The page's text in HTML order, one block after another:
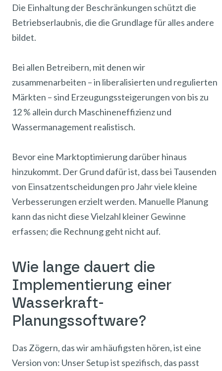
Die Einhaltung der Beschränkungen schützt die
Betriebserlaubnis, die die Grundlage für alles andere
bildet.
Bei allen Betreibern, mit denen wir
zusammenarbeiten – in liberalisierten und regulierten
Märkten – sind Erzeugungssteigerungen von bis zu
12 % allein durch Maschineneffizienz und
Wassermanagement realistisch.
Bevor eine Marktoptimierung darüber hinaus
hinzukommt. Der Grund dafür ist, dass bei Tausenden
von Einsatzentscheidungen pro Jahr viele kleine
Verbesserungen erzielt werden. Manuelle Planung
kann das nicht diese Vielzahl kleiner Gewinne
erfassen; die Rechnung geht nicht auf.
Wie lange dauert die
Implementierung einer
Wasserkraft-
Planungssoftware?
Das Zögern, das wir am häufigsten hören, ist eine
Version von: Unser Setup ist spezifisch, das passt